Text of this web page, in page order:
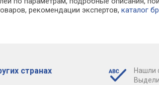
рекомендации экспертов,каталог
странах
Нашли